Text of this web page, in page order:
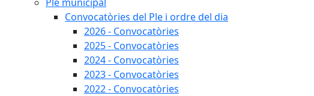
Convocatòries del Ple i ordre del dia
2026 - Convocatòries
2025 - Convocatòries
2024 - Convocatòries
2023 - Convocatòries
2022 - Convocatòries